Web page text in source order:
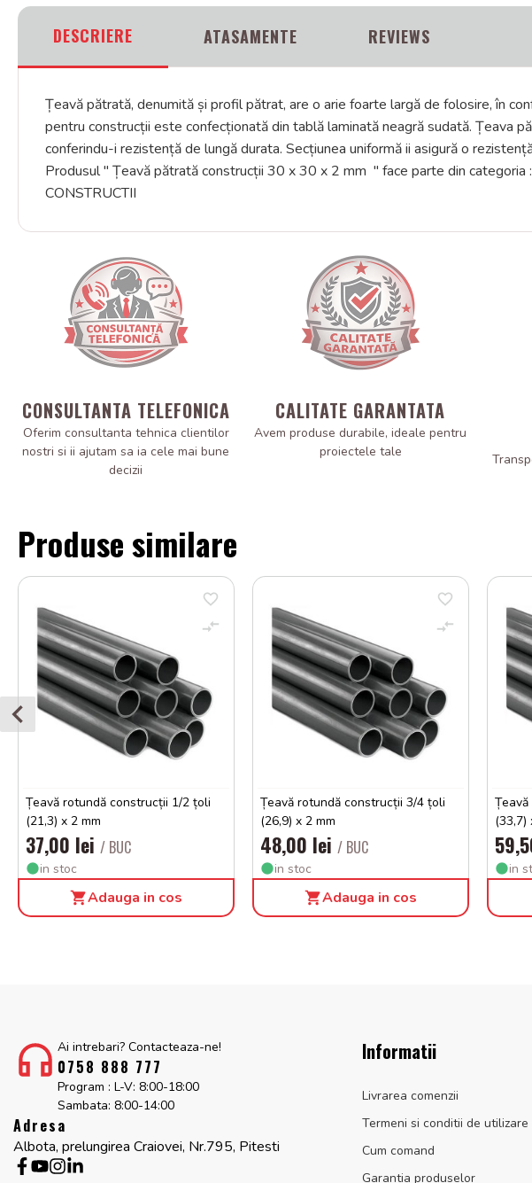
DESCRIERE ATASAMENTE REVIEWS
Țeavă pătrată, denumită și profil pătrat, are o arie foarte largă de folosire, în
pentru construcții este confecționată din tablă laminată neagră sudată. Țeava
conferindu-i rezistență de lungă durata. Secțiunea uniformă ii asigură o
Produsul " Țeavă pătrată construcții 30 x 30 x 2 mm " face parte din
CONSTRUCTII
CONSULTANTA TELEFONICA
Oferim consultanta tehnica clientilor
nostri si ii ajutam sa ia cele mai bune
decizii
CALITATE GARANTATA
Avem produse durabile, ideale pentru
proiectele tale
Produse similare
Țeavă rotundă construcții 1/2 țoli
(21,3) x 2 mm
37,00 lei / BUC
in stoc
Adauga in cos
Țeavă rotundă construcții 3/4 țoli
(26,9) x 2 mm
48,00 lei / BUC
in stoc
Adauga in cos
(33,7)
in
Ai intrebari? Contacteaza-ne!
0758 888 777
Program : L-V: 8:00-18:00
Sambata: 8:00-14:00
Adresa
Albota, prelungirea Craiovei, Nr.795, Pitesti
Informatii
Livrarea comenzii
Termeni si conditii de utilizare
Cum comand
Garantia produselor